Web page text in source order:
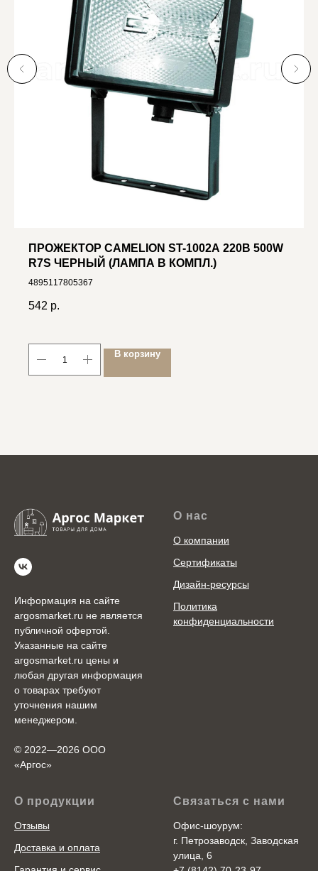
ПРОЖЕКТОР CAMELION ST-1002A 220В 500W
R7S ЧЕРНЫЙ (ЛАМПА В КОМПЛ.)
4895117805367
542 р.
В корзину
Информация на сайте
argosmarket.ru не является
публичной офертой.
Указанные на сайте
argosmarket.ru цены и
любая другая информация
о товарах требуют
уточнения нашим
менеджером.
© 2022—2026 ООО
«Аргоc»
О нас
О компании
Сертификаты
Дизайн-ресурсы
Политика
конфиденциальности
О продукции
Отзывы
Доставка и оплата
Связаться с нами
Офис-шоурум:
г. Петрозаводск, Заводская
улица, 6